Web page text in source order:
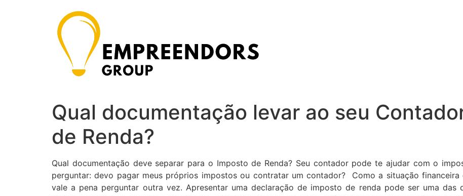
Qual documentação levar ao seu
de Renda?
Qual documentação deve separar para o Imposto de Renda? Seu contador pode te ajudar com o
perguntar: devo pagar meus próprios impostos ou contratar um contador? Como a situação financeira
vale a pena perguntar outra vez. Apresentar uma declaração de imposto de renda pode ser uma das